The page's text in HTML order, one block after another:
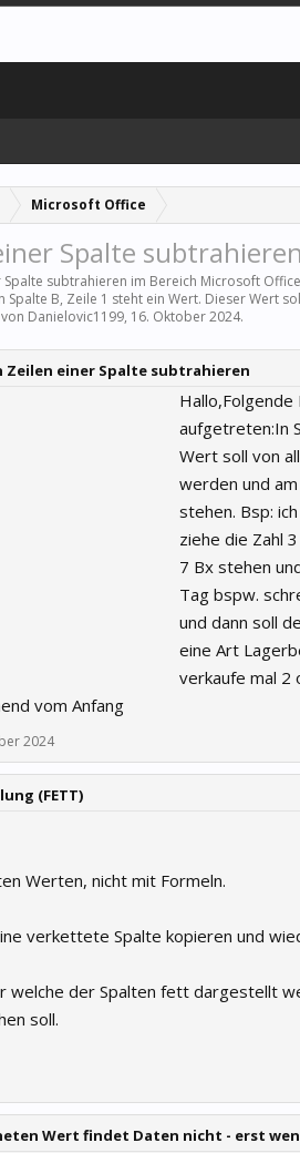
Microsoft Office
Spalte subtrahieren
subtrahieren im Bereich Microsoft Office
B, Zeile 1 steht ein Wert. Dieser Wert
Danielovic1199, 16. Oktober 2024.
Zeilen einer Spalte subtrahieren
aufgetreten:In
Wert soll von
werden und
stehen. Bsp:
ziehe die Zahl
7 Bx stehen
Tag bspw.
und dann soll
eine Art
verkaufe mal 2
vom Anfang
2024
(FETT)
Werten, nicht mit Formeln.
verkettete Spalte kopieren und
welche der Spalten fett dargestellt
soll.
Wert findet Daten nicht - erst